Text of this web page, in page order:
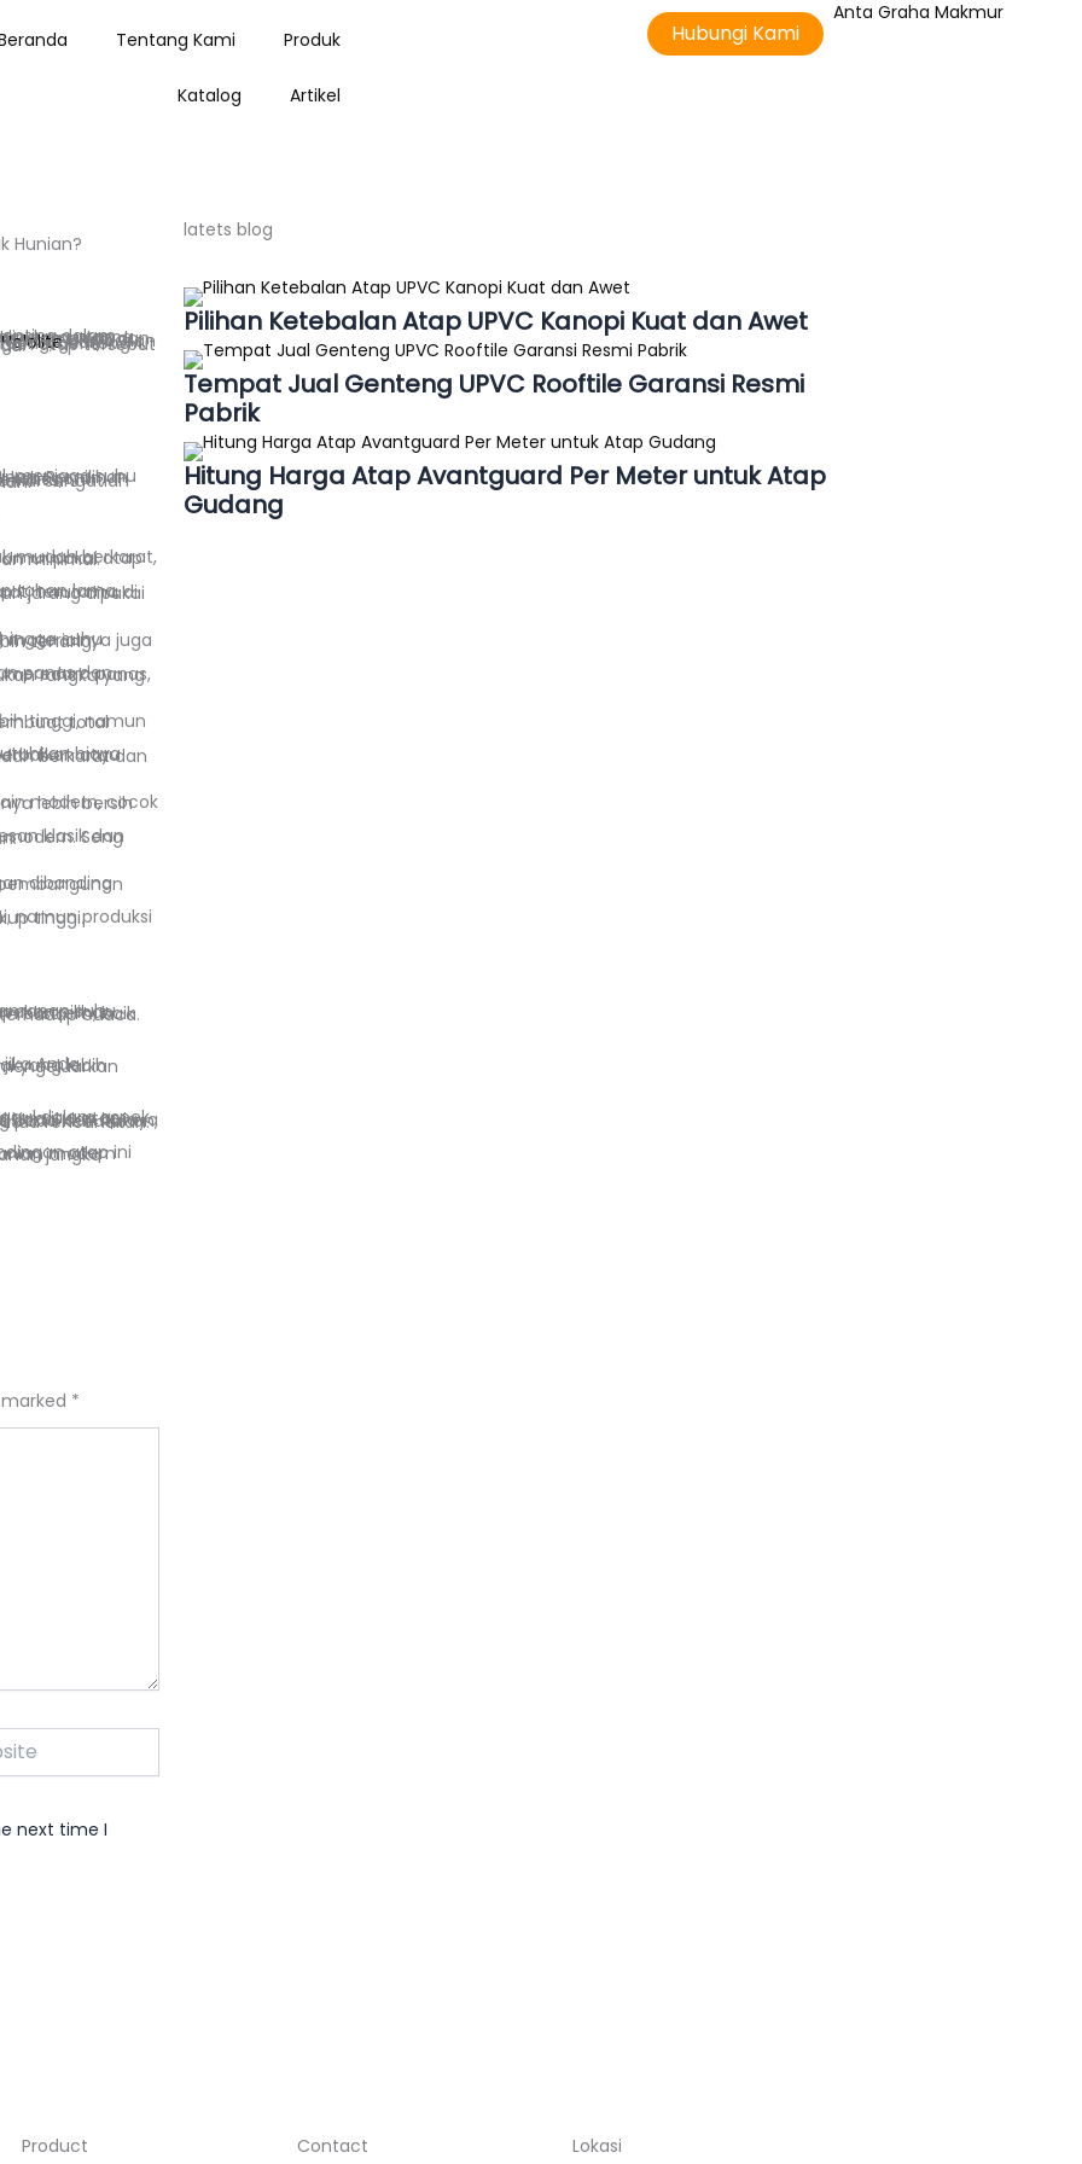
Tentang Kami Produk
Katalog Artikel
Hubungi Kami
Hunian?
Anda.
di rumah.
tahun dengan perawatan minimal.
membuat ruangan lebih tenang.
yang cukup tinggi.
lembap, karena daya tahannya yang tinggi terhadap cuaca.
gaya rumah, serta perhitungan biaya jangka panjang yang Anda rencanakan.
*
next time I
latets blog
Pilihan Ketebalan Atap UPVC Kanopi Kuat dan Awet
Tempat Jual Genteng UPVC Rooftile Garansi Resmi
Pabrik
Hitung Harga Atap Avantguard Per Meter untuk Atap
Gudang
Product Contact Lokasi